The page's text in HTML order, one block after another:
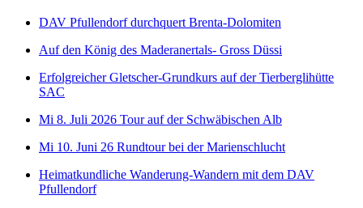
DAV Pfullendorf durchquert Brenta-Dolomiten
Auf den König des Maderanertals- Gross Düssi
Erfolgreicher Gletscher-Grundkurs auf der Tierberglihütte
SAC
Mi 8. Juli 2026 Tour auf der Schwäbischen Alb
Mi 10. Juni 26 Rundtour bei der Marienschlucht
Heimatkundliche Wanderung-Wandern mit dem DAV
Pfullendorf